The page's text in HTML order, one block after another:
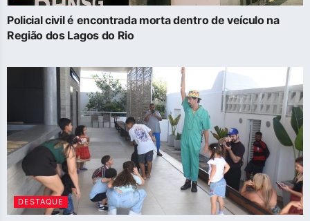
Policial civil é encontrada morta dentro de veículo na
Região dos Lagos do Rio
DESTAQUE